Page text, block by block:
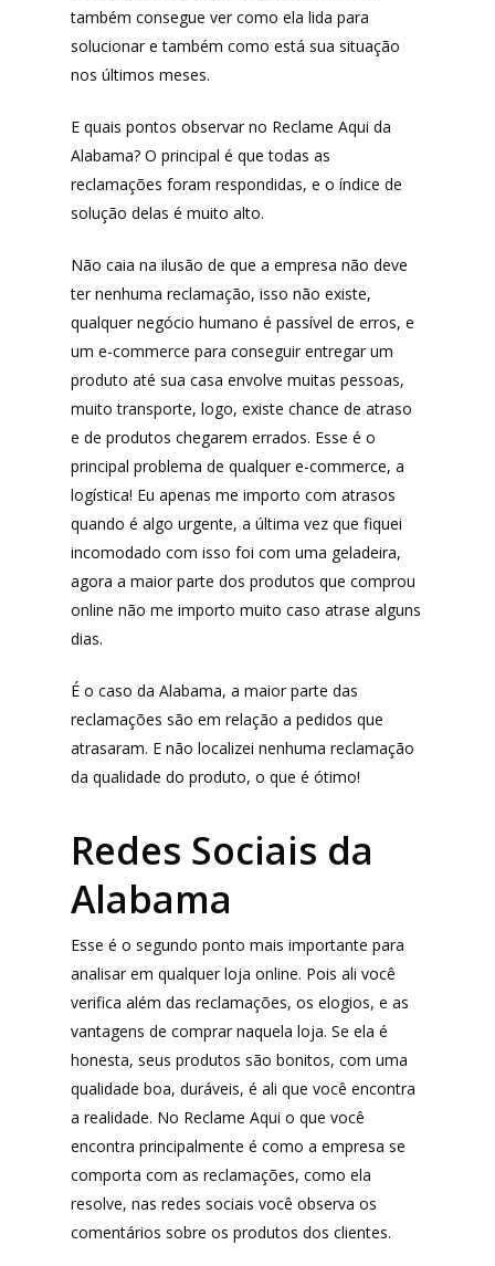
também consegue ver como ela lida para
solucionar e também como está sua situação
nos últimos meses.
E quais pontos observar no Reclame Aqui da
Alabama? O principal é que todas as
reclamações foram respondidas, e o índice de
solução delas é muito alto.
Não caia na ilusão de que a empresa não deve
ter nenhuma reclamação, isso não existe,
qualquer negócio humano é passível de erros, e
um e-commerce para conseguir entregar um
produto até sua casa envolve muitas pessoas,
muito transporte, logo, existe chance de atraso
e de produtos chegarem errados. Esse é o
principal problema de qualquer e-commerce, a
logística! Eu apenas me importo com atrasos
quando é algo urgente, a última vez que fiquei
incomodado com isso foi com uma geladeira,
agora a maior parte dos produtos que comprou
online não me importo muito caso atrase alguns
dias.
É o caso da Alabama, a maior parte das
reclamações são em relação a pedidos que
atrasaram. E não localizei nenhuma reclamação
da qualidade do produto, o que é ótimo!
Redes Sociais da
Alabama
Esse é o segundo ponto mais importante para
analisar em qualquer loja online. Pois ali você
verifica além das reclamações, os elogios, e as
vantagens de comprar naquela loja. Se ela é
honesta, seus produtos são bonitos, com uma
qualidade boa, duráveis, é ali que você encontra
a realidade. No Reclame Aqui o que você
encontra principalmente é como a empresa se
comporta com as reclamações, como ela
resolve, nas redes sociais você observa os
comentários sobre os produtos dos clientes.